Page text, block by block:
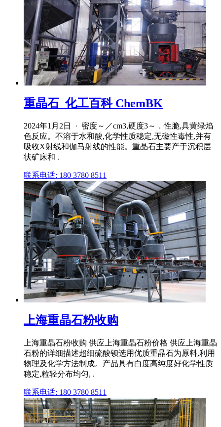
重晶石_化工百科 ChemBK
2024年1月2日 · 密度～／cm3,硬度3～．性脆,具黄绿焰
色反应。不溶于水和酸,化学性质稳定,无磁性毒性,并有
吸收X射线和伽马射线的性能。重晶石主要产于沉积层
状矿床和 .
联系电话: 180 3780 8511
上海重晶石粉收购
上海重晶石粉收购 供应上海重晶石粉价格 供应上海重晶
石粉的详细描述超细硫酸钡选用优质重晶石为原料,利用
物理及化学方法制成。产品具有白度高纯度好化学性质
稳定,粒轻分布均匀, .
联系电话: 180 3780 8511